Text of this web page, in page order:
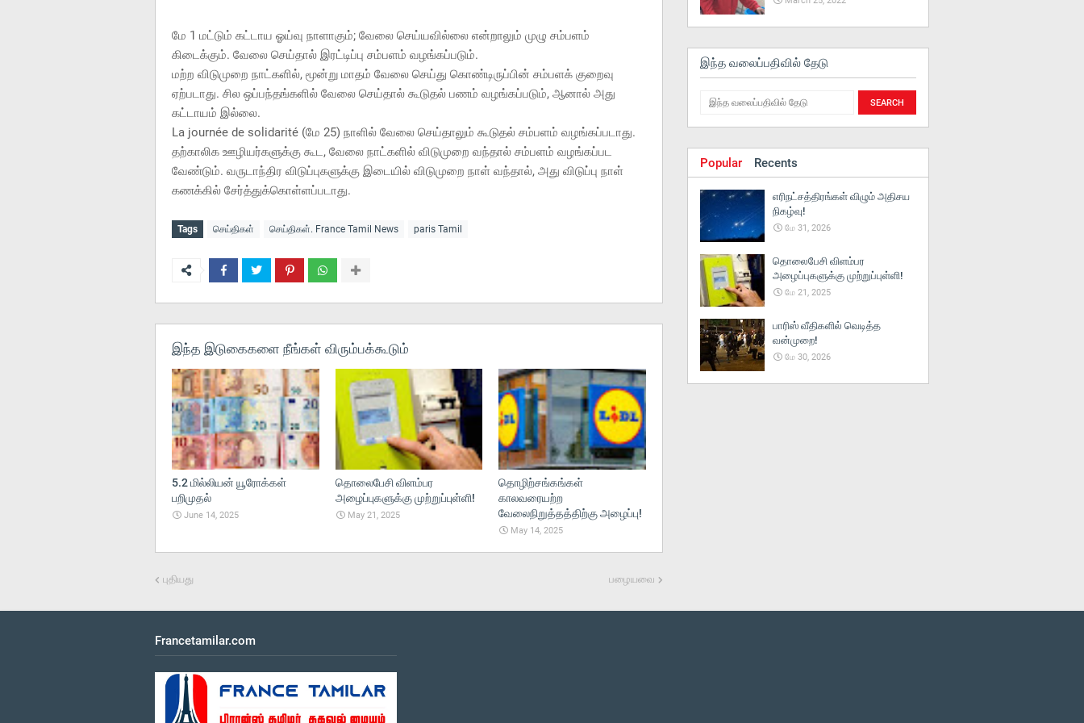
மே 1 மட்டும் கட்டாய ஓய்வு நாளாகும்; வேலை செய்யவில்லை என்றாலும் முழு சம்பளம்
கிடைக்கும். வேலை செய்தால் இரட்டிப்பு சம்பளம் வழங்கப்படும்.
மற்ற விடுமுறை நாட்களில், மூன்று மாதம் வேலை செய்து கொண்டிருப்பின் சம்பளக் குறைவு
ஏற்படாது. சில ஒப்பந்தங்களில் வேலை செய்தால் கூடுதல் பணம் வழங்கப்படும், ஆனால் அது
கட்டாயம் இல்லை.
La journée de solidarité (மே 25) நாளில் வேலை செய்தாலும் கூடுதல் சம்பளம் வழங்கப்படாது.
தற்காலிக ஊழியர்களுக்கு கூட, வேலை நாட்களில் விடுமுறை வந்தால் சம்பளம் வழங்கப்பட
வேண்டும். வருடாந்திர விடுப்புகளுக்கு இடையில் விடுமுறை நாள் வந்தால், அது விடுப்பு நாள்
கணக்கில் சேர்த்துக்கொள்ளப்படாது.
Tags செய்திகள் செய்திகள். France Tamil News paris Tamil
இந்த இடுகைகளை நீங்கள் விரும்பக்கூடும்
5.2 மில்லியன் யூரோக்கள்
பறிமுதல்
June 14, 2025
தொலைபேசி விளம்பர
அழைப்புகளுக்கு முற்றுப்புள்ளி!
May 21, 2025
தொழிற்சங்கங்கள்
காலவரையற்ற
வேலைநிறுத்தத்திற்கு அழைப்பு!
May 14, 2025
புதியது பழையவை
இந்த வலைப்பதிவில் தேடு
Popular Recents
எரிநட்சத்திரங்கள் விழும் அதிசய
நிகழ்வு!
மே 31, 2026
தொலைபேசி விளம்பர
அழைப்புகளுக்கு முற்றுப்புள்ளி!
மே 21, 2025
பாரிஸ் வீதிகளில் வெடித்த
வன்முறை!
மே 30, 2026
Francetamilar.com